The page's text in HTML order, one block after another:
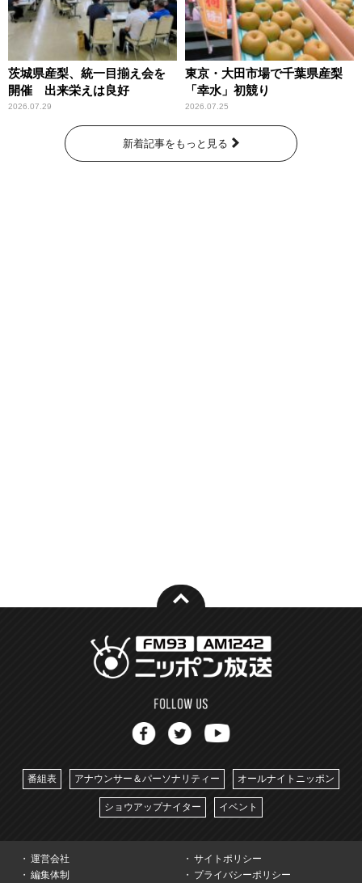
茨城県産梨、統一目揃え会を
開催 出来栄えは良好
2026.07.29
東京・大田市場で千葉県産梨
「幸水」初競り
2026.07.25
新着記事をもっと見る
番組表 アナウンサー＆パーソナリティー オールナイトニッポン
ショウアップナイター イベント
運営会社
サイトポリシー
編集体制
プライバシーポリシー